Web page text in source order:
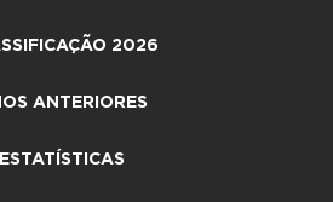
2026
ANTERIORES
ESTATÍSTICAS